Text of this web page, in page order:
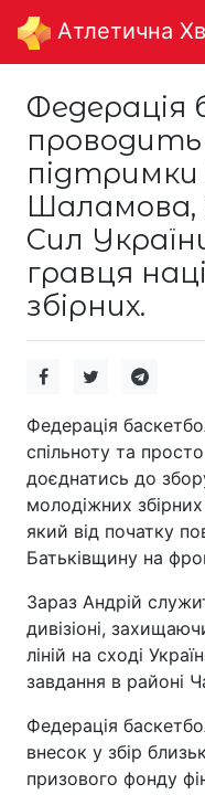
Aтлетична
Федерація
проводить
підтримки
Шаламова,
Сил
гравця
збірних.
Федерація
спільноту та
доєднатись до
молодіжних
який від початку
Батьківщину на
Зараз Андрій
дивізіоні,
ліній на сході
завдання в районі
Федерація
внесок у збір
призового фонду